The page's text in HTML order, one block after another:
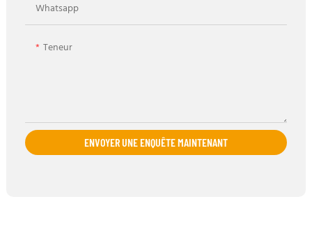
Whatsapp
Teneur
ENVOYER UNE ENQUÊTE MAINTENANT